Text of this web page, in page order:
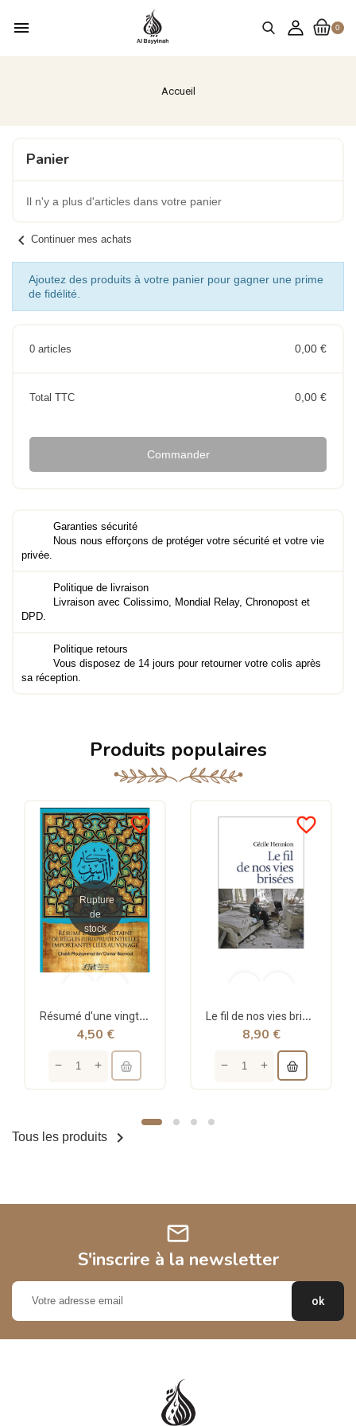
0
menu
Accueil
Panier
Il n'y a plus d'articles dans votre panier
chevron_left Continuer mes achats
Ajoutez des produits à votre panier pour gagner une prime
de fidélité.
0 articles 0,00 €
Total TTC 0,00 €
Commander
Garanties sécurité
Nous nous efforçons de protéger votre sécurité et votre vie
privée.
Politique de livraison
Livraison avec Colissimo, Mondial Relay, Chronopost et
DPD.
Politique retours
Vous disposez de 14 jours pour retourner votre colis après
sa réception.
Produits populaires
favorite_border
Rupture
de
stock
Résumé d'une vingtaine de règles jurisprudentielles liées au voyage - Bazmoul - Héritage...
4,50 €
favorite_border
Le fil de nos vies brisées - poche - Cécile Hennion - Points
8,90 €
Tous les produits 
mail
S'inscrire à la newsletter